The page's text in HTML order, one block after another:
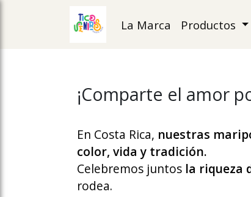
slideout menu.La Marca Productos
¡Comparte el amor
En Costa Rica, nuestras
color, vida y tradición.
Celebremos juntos la riqueza
rodea.